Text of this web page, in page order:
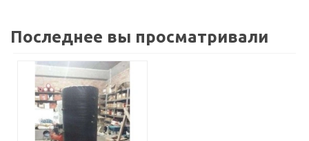
Последнее вы просматривали